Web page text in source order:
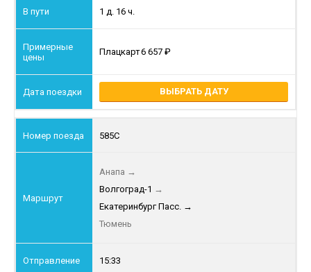
1 д. 16 ч.
Плацкарт6 657
ВЫБРАТЬ ДАТУ
585С
Анапа →
Волгоград-1 →
Екатеринбург Пасс. →
Тюмень
15:33